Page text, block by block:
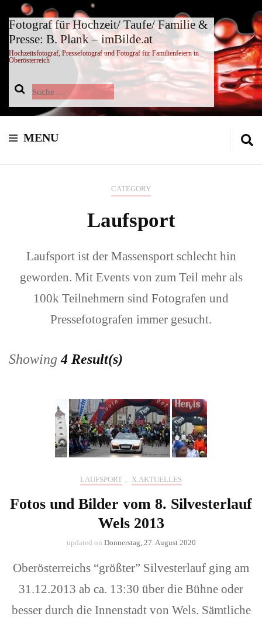
Fotograf für Hochzeit/ Taufe/ Familie &
Presse: B. Plank – imBilde.at
Hochzeitsfotograf, Pressefotograf und Fotograf für Familienfeiern in
Oberösterreich
Suche
nach:
MENU
CATEGORY
Laufsport
Laufsport ist der Massensport schlecht hin
geworden. Mit Events von zum Teil mehr als
100k Teilnehmern sind Fotografen und
Pressefotografen immer gesucht.
Showing4 Result(s)
LAUFSPORT X.AKTUELLES
Fotos und Bilder vom 8. Silvesterlauf
Wels 2013
updated on Donnerstag, 27. August 2020
Oberösterreichs “größter” Silvesterlauf ging am
31.12.2013 ab ca. 13:30 über die Bühne oder
besser durch die Innenstadt von Wels. Sämtliche